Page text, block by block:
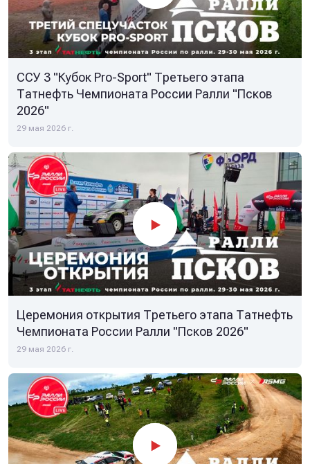
ССУ 3 "Кубок Pro-Sport" Третьего этапа
Татнефть Чемпионата России Ралли "Псков
2026"
29 мая 2026 г.
Церемония открытия Третьего этапа Татнефть
Чемпионата России Ралли "Псков 2026"
29 мая 2026 г.